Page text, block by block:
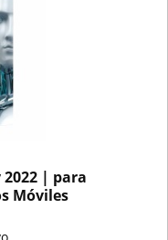
2022 | para
Móviles